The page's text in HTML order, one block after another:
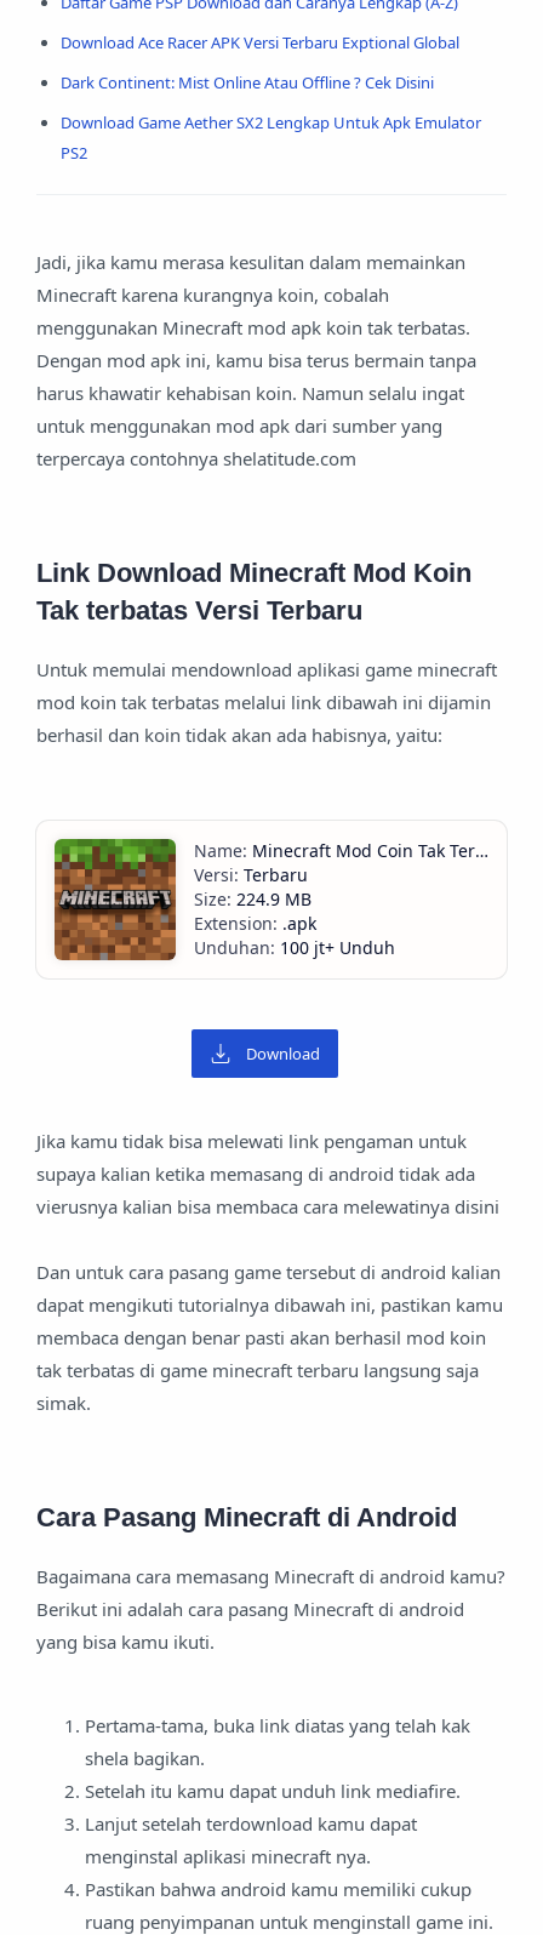
Download Ace Racer APK Versi Terbaru Exptional Global
Dark Continent: Mist Online Atau Offline ? Cek Disini
Download Game Aether SX2 Lengkap Untuk Apk Emulator
PS2
Jadi, jika kamu merasa kesulitan dalam memainkan
Minecraft karena kurangnya koin, cobalah
menggunakan Minecraft mod apk koin tak terbatas.
Dengan mod apk ini, kamu bisa terus bermain tanpa
harus khawatir kehabisan koin. Namun selalu ingat
untuk menggunakan mod apk dari sumber yang
terpercaya contohnya shelatitude.com
Link Download Minecraft Mod Koin
Tak terbatas Versi Terbaru
Untuk memulai mendownload aplikasi game minecraft
mod koin tak terbatas melalui link dibawah ini dijamin
berhasil dan koin tidak akan ada habisnya, yaitu:
Minecraft Mod Coin Tak Terbatas
Terbaru
224.9 MB
.apk
100 jt+ Unduh
Download
Jika kamu tidak bisa melewati link pengaman untuk
supaya kalian ketika memasang di android tidak ada
vierusnya kalian bisa membaca cara melewatinya disini
Dan untuk cara pasang game tersebut di android kalian
dapat mengikuti tutorialnya dibawah ini, pastikan kamu
membaca dengan benar pasti akan berhasil mod koin
tak terbatas di game minecraft terbaru langsung saja
simak.
Cara Pasang Minecraft di Android
Bagaimana cara memasang Minecraft di android kamu?
Berikut ini adalah cara pasang Minecraft di android
yang bisa kamu ikuti.
Pertama-tama, buka link diatas yang telah kak
shela bagikan.
Setelah itu kamu dapat unduh link mediafire.
Lanjut setelah terdownload kamu dapat
menginstal aplikasi minecraft nya.
Pastikan bahwa android kamu memiliki cukup
ruang penyimpanan untuk menginstall game ini.